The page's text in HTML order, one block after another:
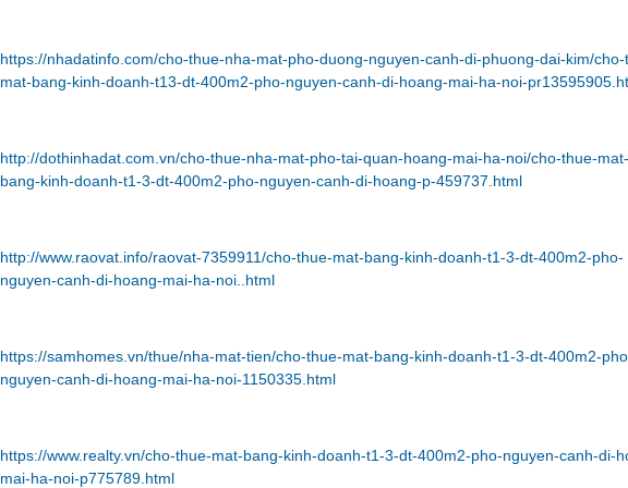
https://nhadatinfo.com/cho-thue-nha-mat-pho-duong-nguyen-canh-di-phuong-dai-kim/cho-
mat-bang-kinh-doanh-t13-dt-400m2-pho-nguyen-canh-di-hoang-mai-ha-noi-
http://dothinhadat.com.vn/cho-thue-nha-mat-pho-tai-quan-hoang-mai-ha-noi/cho-thue-mat-
bang-kinh-doanh-t1-3-dt-400m2-pho-nguyen-canh-di-hoang-p-459737.html
http://www.raovat.info/raovat-7359911/cho-thue-mat-bang-kinh-doanh-t1-3-dt-400m2-pho-
nguyen-canh-di-hoang-mai-ha-noi..html
https://samhomes.vn/thue/nha-mat-tien/cho-thue-mat-bang-kinh-doanh-t1-3-dt-400m2-
nguyen-canh-di-hoang-mai-ha-noi-1150335.html
https://www.realty.vn/cho-thue-mat-bang-kinh-doanh-t1-3-dt-400m2-pho-nguyen-canh-di-
mai-ha-noi-p775789.html